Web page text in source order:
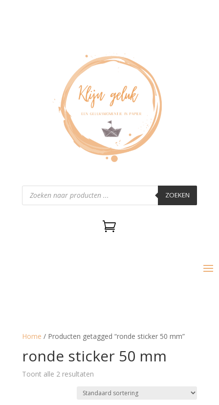
Producten
zoeken ZOEKEN

Home / Producten getagged “ronde sticker 50 mm”
ronde sticker 50 mm
Toont alle 2 resultaten